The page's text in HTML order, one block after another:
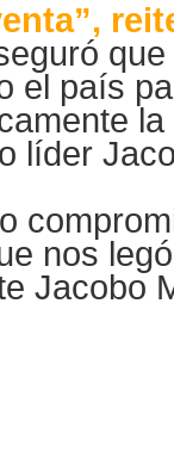
el país
líder
nos
Jacobo